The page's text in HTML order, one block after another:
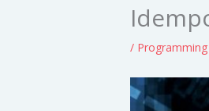
/ Programming